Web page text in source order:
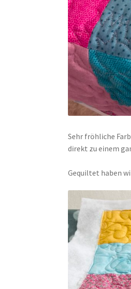
Sehr fröhliche
direkt zu einem
Gequiltet haben